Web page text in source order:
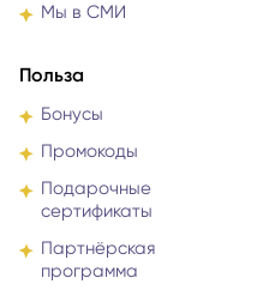
Мы в СМИ
Польза
Бонусы
Промокоды
Подарочные
сертификаты
Партнёрская
программа